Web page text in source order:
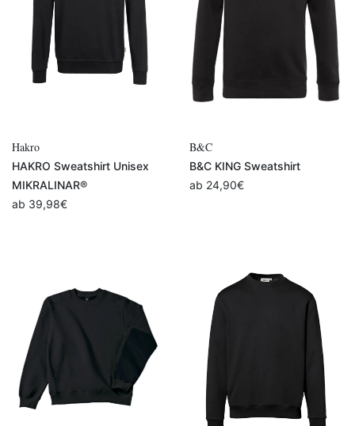
Hakro
HAKRO Sweatshirt Unisex
MIKRALINAR®
ab 39,98€
B&C
B&C KING Sweatshirt
ab 24,90€